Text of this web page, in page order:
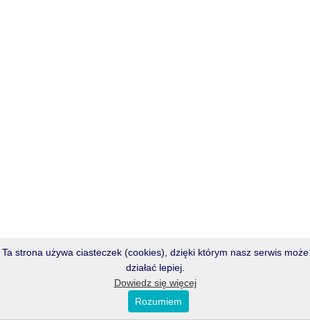
Ta strona używa ciasteczek (cookies), dzięki którym nasz serwis może
działać lepiej.
Dowiedz się więcej
Rozumiem